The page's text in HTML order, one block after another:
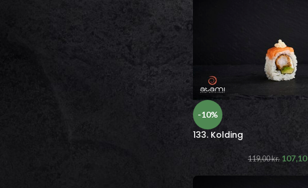
-10%
133. Kolding
119,00kr. 107,10